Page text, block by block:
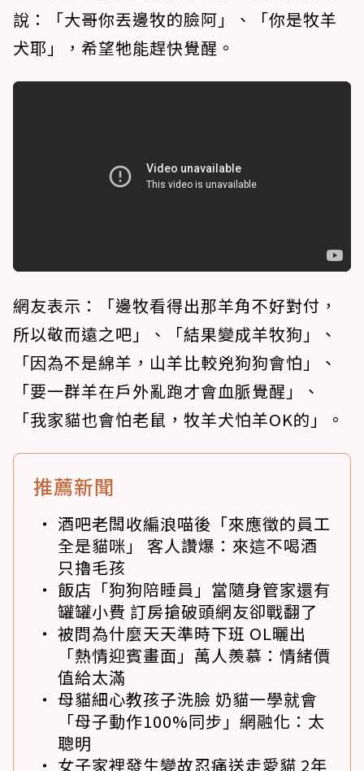
說：「大哥你丟邊牧的臉阿」、「你是牧羊
犬耶」，希望牠能趕快覺醒。
網友表示：「邊牧看得出那羊角不好對付，
所以敬而遠之吧」、「結果變成羊牧狗」、
「因為不是綿羊，山羊比較兇狗狗會怕」、
「要一群羊在戶外亂跑才會血脈覺醒」、
「我家貓也會怕老鼠，牧羊犬怕羊OK的」。
推薦新聞
酒吧老闆收編浪喵後「來應徵的員工
全是貓咪」 客人讚爆：來這不喝酒
只擼毛孩
飯店「狗狗陪睡員」當隨身管家還有
罐罐小費 訂房搶破頭網友卻戰翻了
被問為什麼天天準時下班 OL曬出
「熱情迎賓畫面」萬人羨慕：情緒價
值給太滿
母貓細心教孩子洗臉 奶貓一學就會
「母子動作100%同步」網融化：太
聰明
女子家裡發生變故忍痛送走愛貓 2年